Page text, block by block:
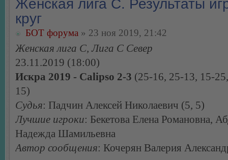
Женская лига С. Результаты
круг
БОТ форума » 23 ноя 2019, 21:42
Женская лига С, Лига С Север
23.11.2019 (18:00)
Искра 2019 - Calipso 2-3 (25-16, 25-13, 15-
15)
Судья: Падчин Алексей Николаевич (5, 5)
Лучшие игроки: Бекетова Елена Романовна,
Надежда Шамильевна
Автор сообщения: Кочерян Валерия